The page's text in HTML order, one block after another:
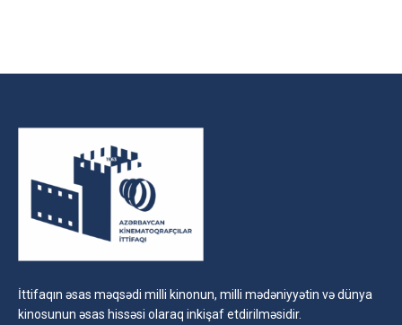
İttifaqın əsas məqsədi milli kinonun, milli mədəniyyətin və dünya
kinosunun əsas hissəsi olaraq inkişaf etdirilməsidir.